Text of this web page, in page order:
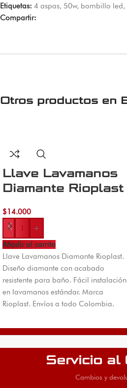
Etiquetas: 4 aspas, 50w, bombillo led,
Compartir:
Otros productos en
Llave Lavamanos
Diamante Rioplast
$14.000
-
+
Añadir al carrito
Llave Lavamanos Diamante Rioplast.
Diseño diamante con acabado
resistente para baño. Fácil instalación
en lavamanos estándar. Marca
Rioplast. Envíos a todo Colombia.
Servicio al
Cambios y